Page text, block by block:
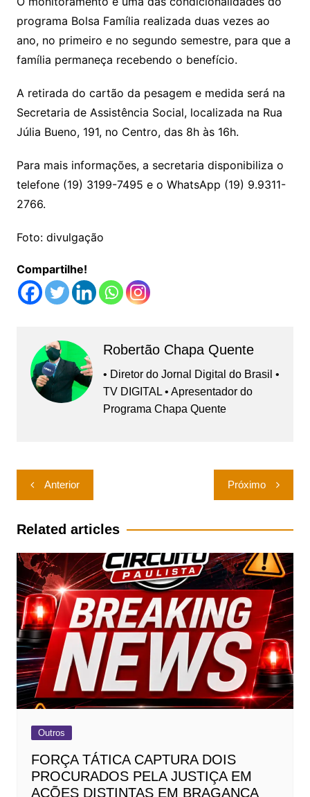
programa Bolsa Família realizada duas vezes ao
ano, no primeiro e no segundo semestre, para que a
família permaneça recebendo o benefício.
A retirada do cartão da pesagem e medida será na
Secretaria de Assistência Social, localizada na Rua
Júlia Bueno, 191, no Centro, das 8h às 16h.
Para mais informações, a secretaria disponibiliza o
telefone (19) 3199-7495 e o WhatsApp (19) 9.9311-
2766.
Foto: divulgação
Compartilhe!
Robertão Chapa Quente
• Diretor do Jornal Digital do Brasil •
TV DIGITAL • Apresentador do
Programa Chapa Quente
Navegação
de
Post
Anterior Próximo
Related articles
Outros
FORÇA TÁTICA CAPTURA DOIS
PROCURADOS PELA JUSTIÇA EM
AÇÕES DISTINTAS EM BRAGANÇA